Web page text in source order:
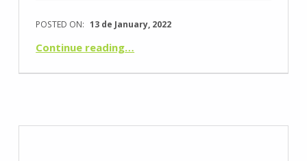
POSTED ON: 13 de January, 2022
Continue reading…